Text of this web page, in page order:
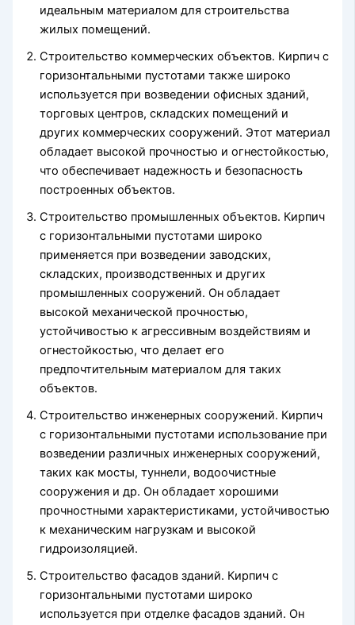
идеальным материалом для строительства
жилых помещений.
Строительство коммерческих объектов. Кирпич с
горизонтальными пустотами также широко
используется при возведении офисных зданий,
торговых центров, складских помещений и
других коммерческих сооружений. Этот материал
обладает высокой прочностью и огнестойкостью,
что обеспечивает надежность и безопасность
построенных объектов.
Строительство промышленных объектов. Кирпич
с горизонтальными пустотами широко
применяется при возведении заводских,
складских, производственных и других
промышленных сооружений. Он обладает
высокой механической прочностью,
устойчивостью к агрессивным воздействиям и
огнестойкостью, что делает его
предпочтительным материалом для таких
объектов.
Строительство инженерных сооружений. Кирпич
с горизонтальными пустотами использование при
возведении различных инженерных сооружений,
таких как мосты, туннели, водоочистные
сооружения и др. Он обладает хорошими
прочностными характеристиками, устойчивостью
к механическим нагрузкам и высокой
гидроизоляцией.
Строительство фасадов зданий. Кирпич с
горизонтальными пустотами широко
используется при отделке фасадов зданий. Он